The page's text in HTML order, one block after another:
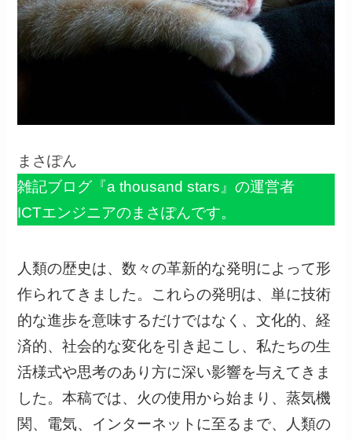
まさぽん
雑記ブログ『a thousand stars』の運営者
ICTエンジニアのまさぽんです。
人類の歴史は、数々の革新的な発明によって形
作られてきました。これらの発明は、単に技術
的な進歩を意味するだけではなく、文化的、経
済的、社会的な変化を引き起こし、私たちの生
活様式や思考のあり方に深い影響を与えてきま
した。本稿では、火の使用から始まり、蒸気機
関、電気、インターネットに至るまで、人類の